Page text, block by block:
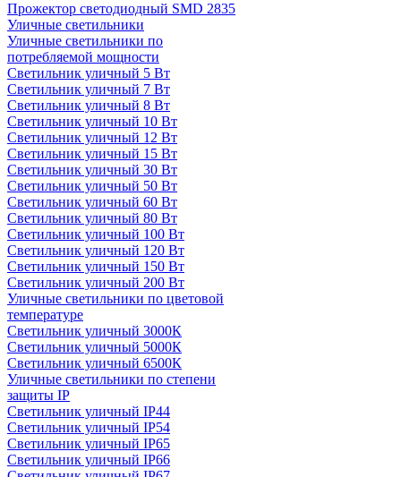
Прожектор светодиодный SMD 2835
Уличные светильники
Уличные светильники по
потребляемой мощности
Светильник уличный 5 Вт
Светильник уличный 7 Вт
Светильник уличный 8 Вт
Светильник уличный 10 Вт
Светильник уличный 12 Вт
Светильник уличный 15 Вт
Светильник уличный 30 Вт
Светильник уличный 50 Вт
Светильник уличный 60 Вт
Светильник уличный 80 Вт
Светильник уличный 100 Вт
Светильник уличный 120 Вт
Светильник уличный 150 Вт
Светильник уличный 200 Вт
Уличные светильники по цветовой
температуре
Cветильник уличный 3000К
Cветильник уличный 5000К
Cветильник уличный 6500К
Уличные светильники по степени
защиты IP
Светильник уличный IP44
Светильник уличный IP54
Светильник уличный IP65
Светильник уличный IP66